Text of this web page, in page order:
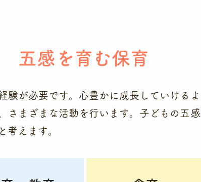
五感を育む保育
験が必要です。心豊かに成長していける
さまざまな活動を行います。子どもの五
考えます。